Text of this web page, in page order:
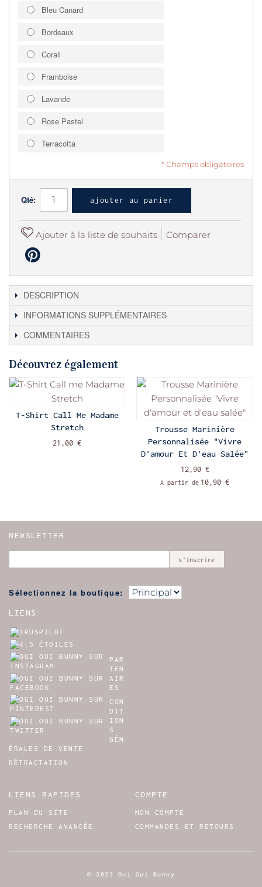
Bleu Canard
Bordeaux
Corail
Framboise
Lavande
Rose Pastel
Terracotta
* Champs obligatoires
Qté: ajouter au panier
Ajouter à la liste de souhaits Comparer
DESCRIPTION
INFORMATIONS SUPPLÉMENTAIRES
COMMENTAIRES
Découvrez également
T-Shirt Call Me Madame
Stretch
21,00 €
Trousse Marinière
Personnalisée "Vivre
D'amour Et D'eau Salée"
12,90 €
A partir de 10,90 €
NEWSLETTER
s'inscrire
Sélectionnez la boutique:
LIENS
PAR
TEN
AIR
ES
CON
DIT
ION
S
GÉN
ÉRALES DE VENTE
RÉTRACTATION
LIENS RAPIDES
PLAN DU SITE
RECHERCHE AVANCÉE
COMPTE
MON COMPTE
COMMANDES ET RETOURS
© 2023 Oui Oui Bunny